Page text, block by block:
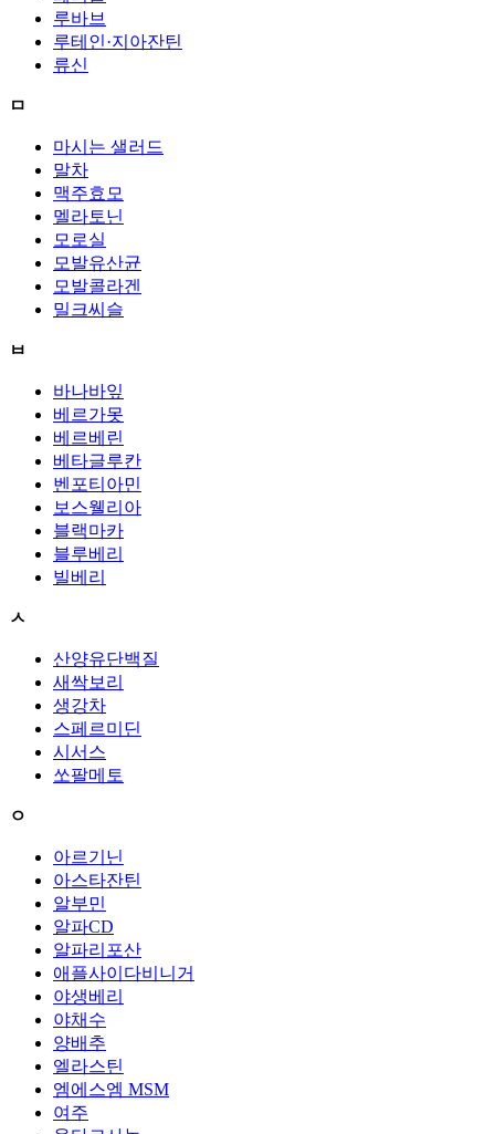
루바브
루테인·지아잔틴
류신
ㅁ
마시는 샐러드
말차
맥주효모
멜라토닌
모로실
모발유산균
모발콜라겐
밀크씨슬
ㅂ
바나바잎
베르가못
베르베린
베타글루칸
벤포티아민
보스웰리아
블랙마카
블루베리
빌베리
ㅅ
산양유단백질
새싹보리
생강차
스페르미딘
시서스
쏘팔메토
ㅇ
아르기닌
아스타잔틴
알부민
알파CD
알파리포산
애플사이다비니거
야생베리
야채수
양배추
엘라스틴
엠에스엠 MSM
여주